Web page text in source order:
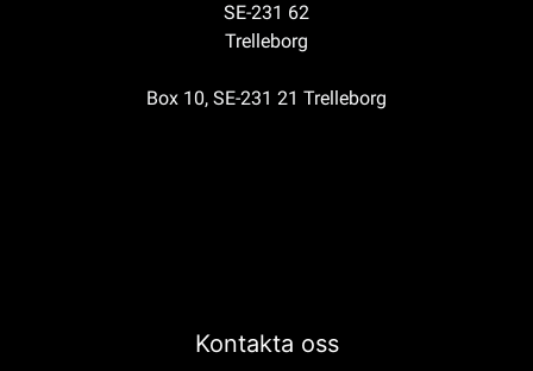
SE-231 62
Trelleborg
Box 10, SE-231 21 Trelleborg
Kontakta oss